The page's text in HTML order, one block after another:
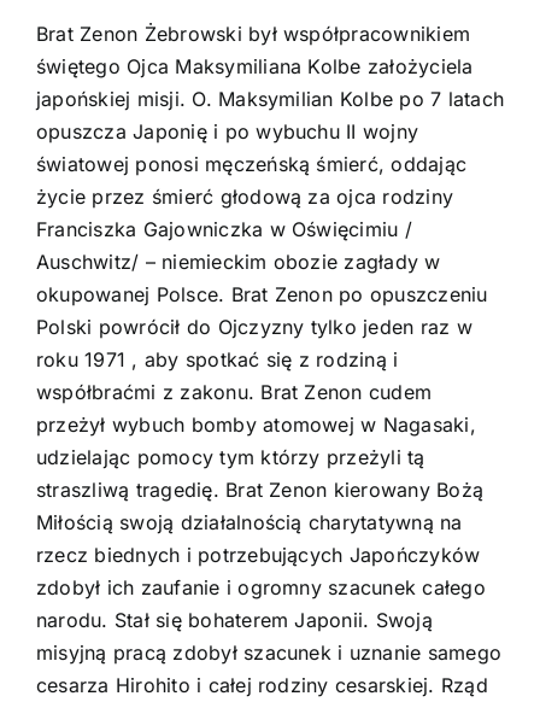
Brat Zenon Żebrowski był współpracownikiem
świętego Ojca Maksymiliana Kolbe założyciela
japońskiej misji. O. Maksymilian Kolbe po 7 latach
opuszcza Japonię i po wybuchu II wojny
światowej ponosi męczeńską śmierć, oddając
życie przez śmierć głodową za ojca rodziny
Franciszka Gajowniczka w Oświęcimiu /
Auschwitz/ – niemieckim obozie zagłady w
okupowanej Polsce. Brat Zenon po opuszczeniu
Polski powrócił do Ojczyzny tylko jeden raz w
roku 1971 , aby spotkać się z rodziną i
współbraćmi z zakonu. Brat Zenon cudem
przeżył wybuch bomby atomowej w Nagasaki,
udzielając pomocy tym którzy przeżyli tą
straszliwą tragedię. Brat Zenon kierowany Bożą
Miłością swoją działalnością charytatywną na
rzecz biednych i potrzebujących Japończyków
zdobył ich zaufanie i ogromny szacunek całego
narodu. Stał się bohaterem Japonii. Swoją
misyjną pracą zdobył szacunek i uznanie samego
cesarza Hirohito i całej rodziny cesarskiej. Rząd